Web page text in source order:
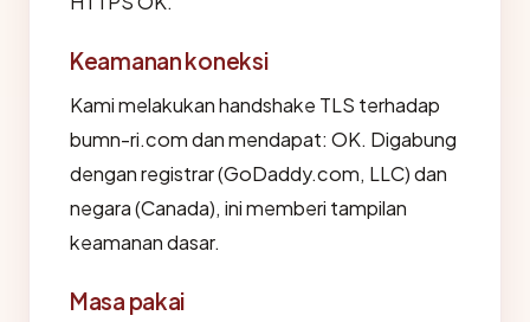
Keamanan koneksi
Kami melakukan handshake TLS terhadap
bumn-ri.com dan mendapat: OK. Digabung
dengan registrar (GoDaddy.com, LLC) dan
negara (Canada), ini memberi tampilan
keamanan dasar.
Masa pakai